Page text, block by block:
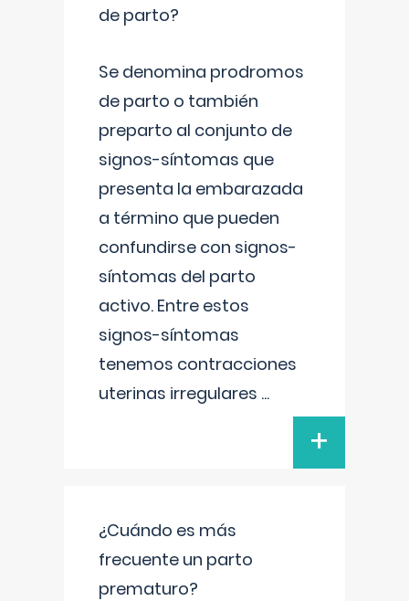
de parto?
Se denomina prodromos
de parto o también
preparto al conjunto de
signos-síntomas que
presenta la embarazada
a término que pueden
confundirse con signos-
síntomas del parto
activo. Entre estos
signos-síntomas
tenemos contracciones
uterinas irregulares ...
+
¿Cuándo es más
frecuente un parto
prematuro?